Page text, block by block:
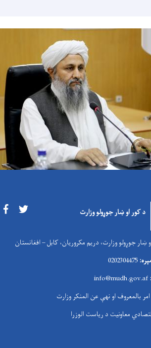
د کور او ښار جوړولو وزارت Facebook
ښار جوړولو وزارت، دریم مکروریان، کابل – افغانستان
info@mudh.gov.af
بالمعروف او نهې عن المنکر وزارت
معاونیت د ریاست الوزرا